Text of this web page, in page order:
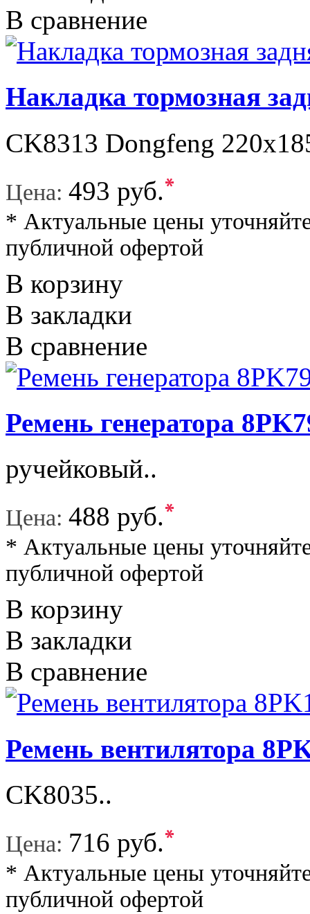
В сравнение
Накладка тормозная
CK8313 Dongfeng
Цена: 493 руб.*
* Актуальные цены
публичной офертой
В корзину
В закладки
В сравнение
Ремень генератора
ручейковый..
Цена: 488 руб.*
* Актуальные цены
публичной офертой
В корзину
В закладки
В сравнение
Ремень вентилятора
CK8035..
Цена: 716 руб.*
* Актуальные цены
публичной офертой